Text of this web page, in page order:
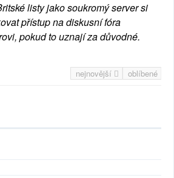
listy jako soukromý server si
přístup na diskusní fóra
pokud to uznají za důvodné.
nejnovější oblíbené